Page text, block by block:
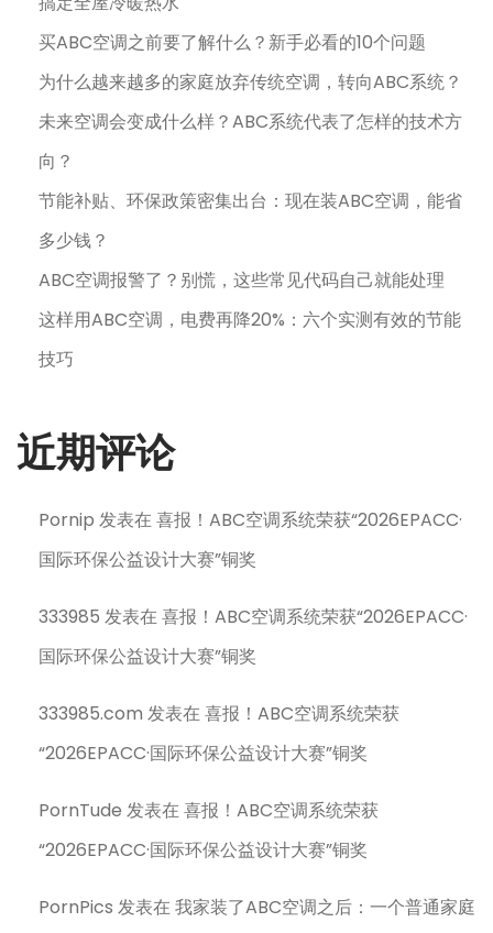
买ABC空调之前要了解什么？新手必看的10个问题
为什么越来越多的家庭放弃传统空调，转向ABC系统？
未来空调会变成什么样？ABC系统代表了怎样的技术方
向？
节能补贴、环保政策密集出台：现在装ABC空调，能省
多少钱？
ABC空调报警了？别慌，这些常见代码自己就能处理
这样用ABC空调，电费再降20%：六个实测有效的节能
技巧
近期评论
Pornip 发表在喜报！ABC空调系统荣获“2026EPACC·
国际环保公益设计大赛”铜奖
333985 发表在喜报！ABC空调系统荣获“2026EPACC·
国际环保公益设计大赛”铜奖
333985.com 发表在喜报！ABC空调系统荣获
“2026EPACC·国际环保公益设计大赛”铜奖
PornTude 发表在喜报！ABC空调系统荣获
“2026EPACC·国际环保公益设计大赛”铜奖
PornPics 发表在我家装了ABC空调之后：一个普通家庭